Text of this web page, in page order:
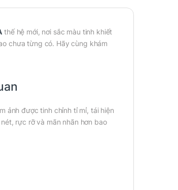
thế hệ mới, nơi sắc màu tinh khiết
chưa từng có. Hãy cùng khám
ảnh được tinh chỉnh tỉ mỉ, tái hiện
rực rỡ và mãn nhãn hơn bao